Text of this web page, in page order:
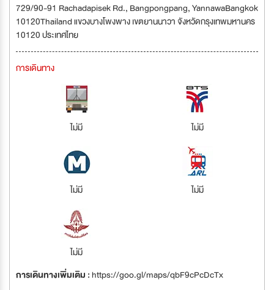
729/90-91 Rachadapisek Rd., Bangpongpang, YannawaBangkok
10120Thailand แขวงบางโพงพาง เขตยานนาวา จังหวัดกรุงเทพมหานคร
10120 ประเทศไทย
การเดินทาง
ไม่มี ไม่มี
ไม่มี ไม่มี
ไม่มี
การเดินทางเพิ่มเติม :https://goo.gl/maps/qbF9cPcDcTx